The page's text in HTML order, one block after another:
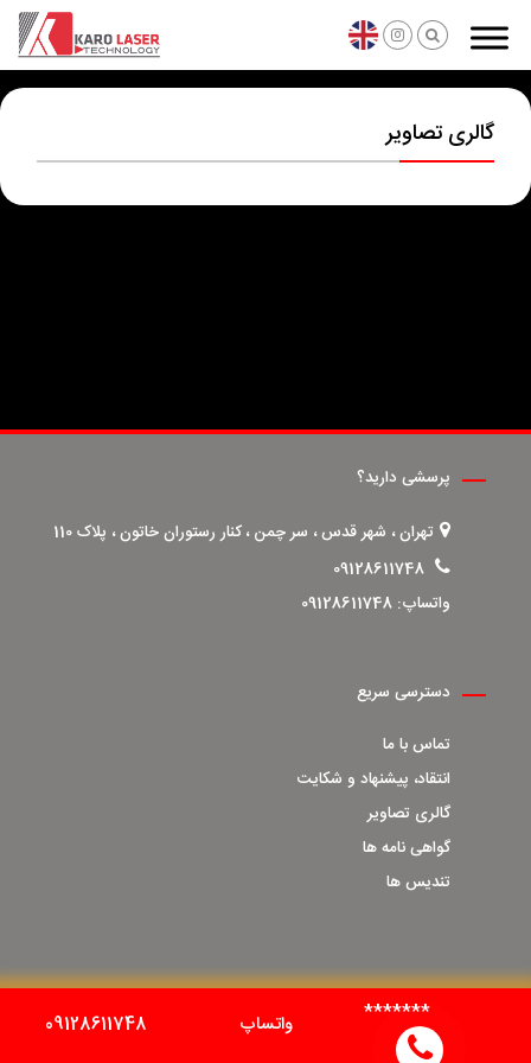
گالری تصاویر
پرسشی دارید؟
تهران ، شهر قدس ، سر چمن ، کنار رستوران خاتون ، پلاک 110
09128611748
واتساپ: 09128611748
دسترسی سریع
تماس با ما
انتقاد، پیشنهاد و شکایت
گالری تصاویر
گواهی نامه ها
تندیس ها
کلیه حقوق برای کارولیزر محفوظ است | طراحی و پیاده سازی :
******* واتساپ 09128611748